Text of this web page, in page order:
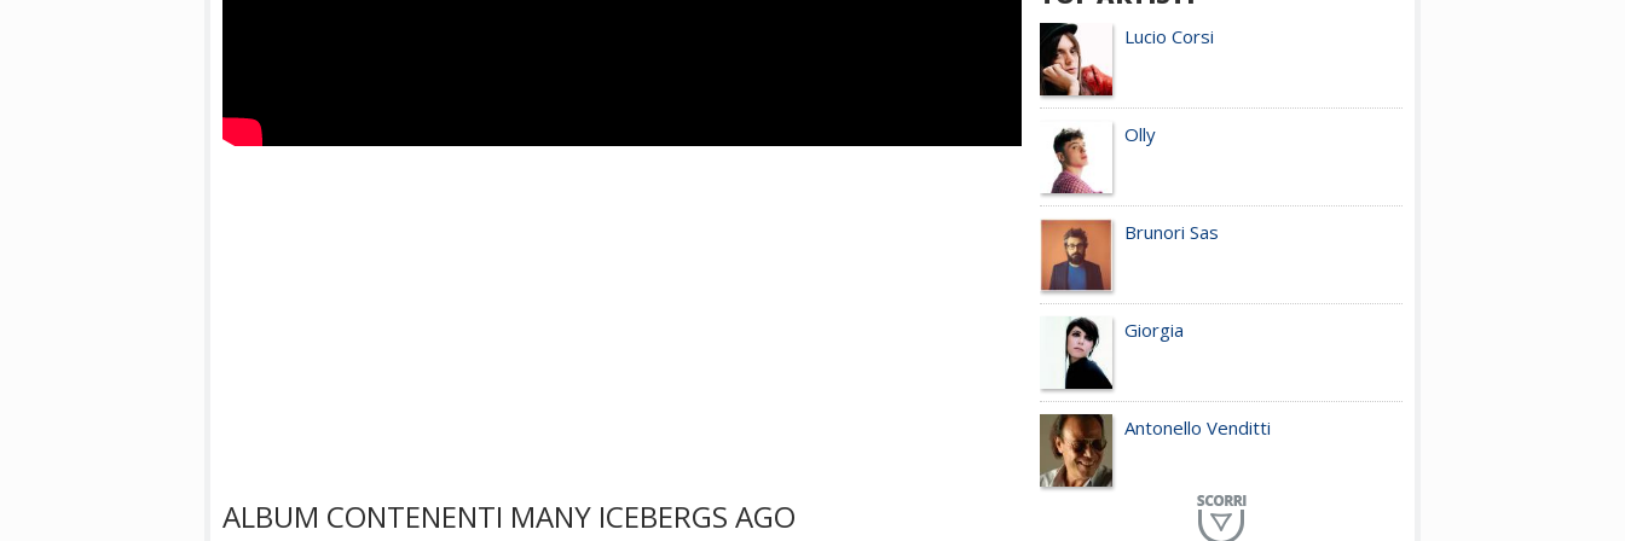
ALBUM CONTENENTI MANY ICEBERGS AGO
Lucio Corsi
Olly
Brunori Sas
Giorgia
Antonello Venditti
Planet Funk